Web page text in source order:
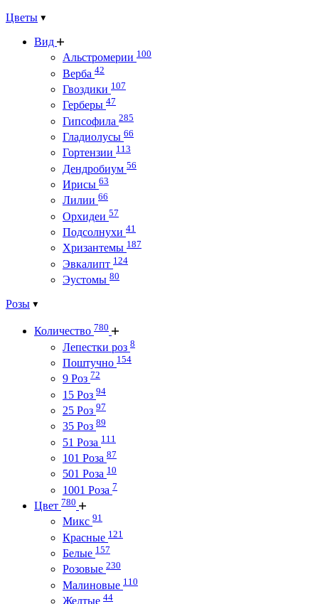
Цветы
Вид
Альстромерии 100
Верба 42
Гвоздики 107
Герберы 47
Гипсофила 285
Гладиолусы 66
Гортензии 113
Дендробиум 56
Ирисы 63
Лилии 66
Орхидеи 57
Подсолнухи 41
Хризантемы 187
Эвкалипт 124
Эустомы 80
Розы
Количество 780
Лепестки роз 8
Поштучно 154
9 Роз 72
15 Роз 94
25 Роз 97
35 Роз 89
51 Роза 111
101 Роза 87
501 Роза 10
1001 Роза 7
Цвет 780
Микс 91
Красные 121
Белые 157
Розовые 230
Малиновые 110
Желтые 44